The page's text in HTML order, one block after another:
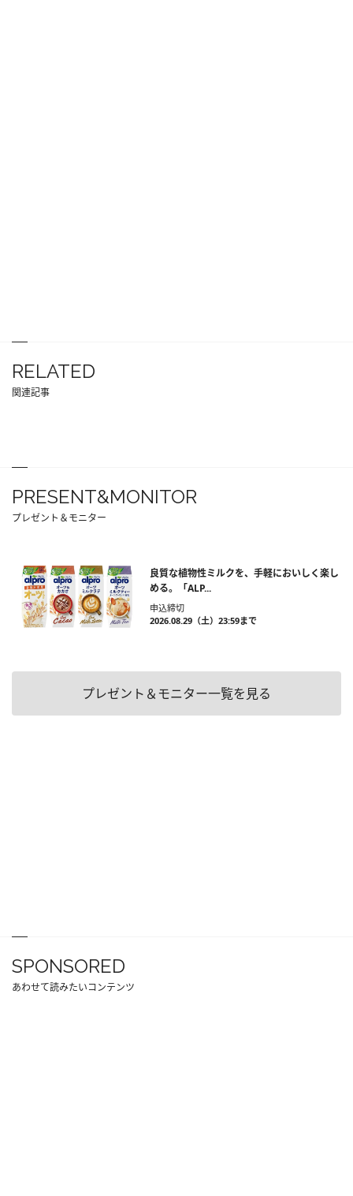
RELATED
関連記事
PRESENT&MONITOR
プレゼント＆モニター
良質な植物性ミルクを、手軽においしく楽し
める。「ALP...
申込締切
2026.08.29（土）23:59まで
プレゼント＆モニター一覧を見る
SPONSORED
あわせて読みたいコンテンツ